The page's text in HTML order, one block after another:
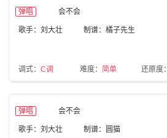
弹唱 会不会
歌手：刘大壮 制谱：橘子先生
调式： C调 难度： 简单 还原度：
弹唱 会不会
歌手：刘大壮 制谱：圆猫